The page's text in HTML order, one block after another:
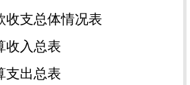
支总体情况表
入总表
出总表